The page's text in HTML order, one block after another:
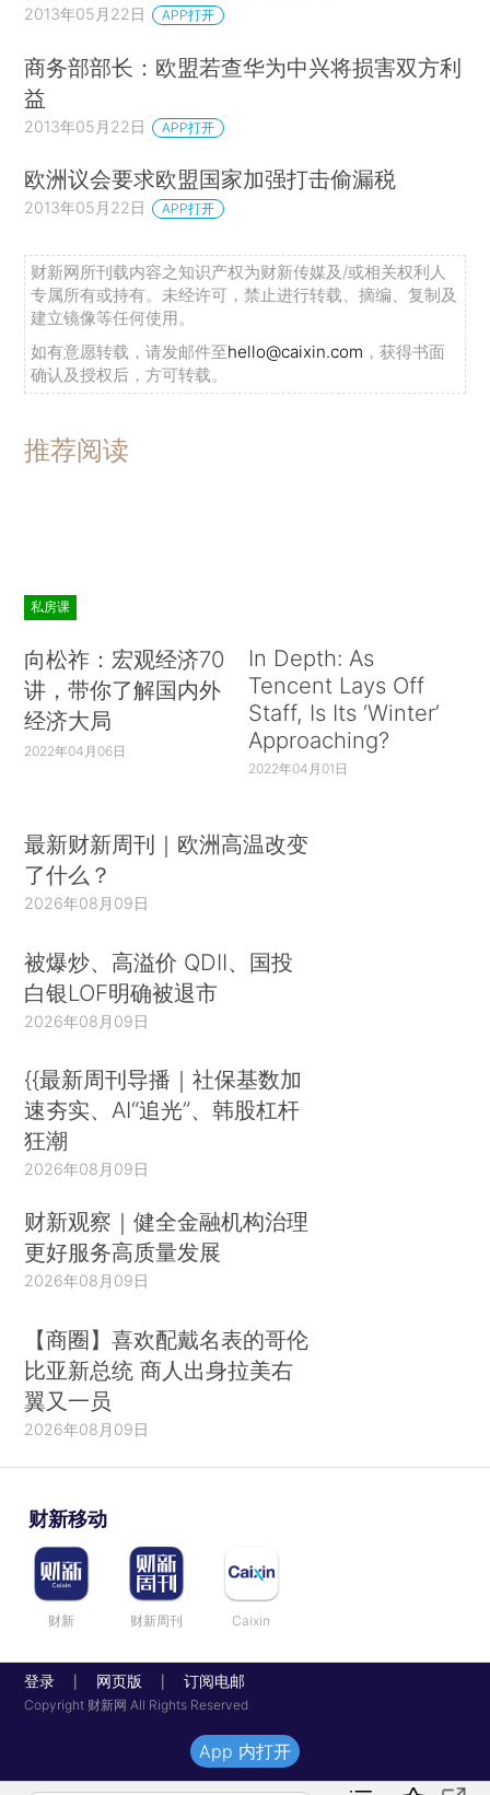
2013年05月22日 APP打开
商务部部长：欧盟若查华为中兴将损害双方利
益
2013年05月22日 APP打开
欧洲议会要求欧盟国家加强打击偷漏税
2013年05月22日 APP打开
财新网所刊载内容之知识产权为财新传媒及/或相关权利人
专属所有或持有。未经许可，禁止进行转载、摘编、复制及
建立镜像等任何使用。
如有意愿转载，请发邮件至hello@caixin.com ，获得书面
确认及授权后，方可转载。
推荐阅读
私房课
向松祚：宏观经济70
讲，带你了解国内外
经济大局
2022年04月06日
In Depth: As
Tencent Lays Off
Staff, Is Its ‘Winter’
Approaching?
2022年04月01日
最新财新周刊｜欧洲高温改变
了什么？
2026年08月09日
被爆炒、高溢价 QDII、国投
白银LOF明确被退市
2026年08月09日
{{最新周刊导播｜社保基数加
速夯实、AI“追光”、韩股杠杆
狂潮
2026年08月09日
财新观察｜健全金融机构治理
更好服务高质量发展
2026年08月09日
【商圈】喜欢配戴名表的哥伦
比亚新总统 商人出身拉美右
翼又一员
2026年08月09日
财新移动
财新 财新周刊 Caixin
登录 网页版 订阅电邮
Copyright 财新网 All Rights Reserved
App 内打开